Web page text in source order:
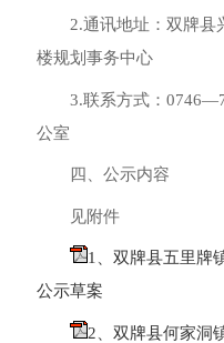
2.通讯地址：双牌县
楼规划事务中心
3.联系方式：
公室
四、公示内容
见附件
1、双牌县五里牌
公示草案
2、双牌县何家洞